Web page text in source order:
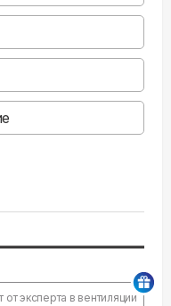
от эксперта в вентиляции